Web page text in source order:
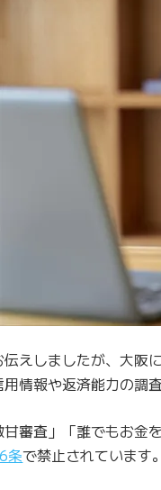
伝えしましたが、大阪
情報や返済能力の調
甘審査」「誰でもお金
条で禁止されています。